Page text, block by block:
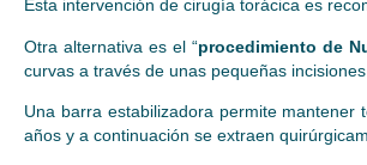
Esta intervención de cirugía torácica es
Otra alternativa es el “procedimiento de
curvas a través de unas pequeñas
Una barra estabilizadora permite
años y a continuación se extraen